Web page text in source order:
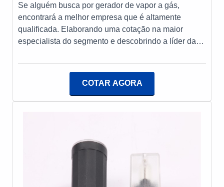
Se alguém busca por gerador de vapor a gás,
encontrará a melhor empresa que é altamente
qualificada. Elaborando uma cotação na maior
especialista do segmento e descobrindo a líder da
a gás, na Tenge o cliente conseguirá ótima
RELEVANTES SOBRE GERADOR DE VAPOR A
tudo para se certificar que se tenha gerador de vapor
a gás com precisão. Há muitas maneiras eficientes
área de atuação. A Tenge se mostra referência por
COTAR AGORA